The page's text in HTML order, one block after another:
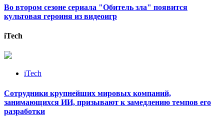
Во втором сезоне сериала "Обитель зла" появится
культовая героиня из видеоигр
iTech
iTech
Сотрудники крупнейших мировых компаний,
занимающихся ИИ, призывают к замедлению темпов его
разработки